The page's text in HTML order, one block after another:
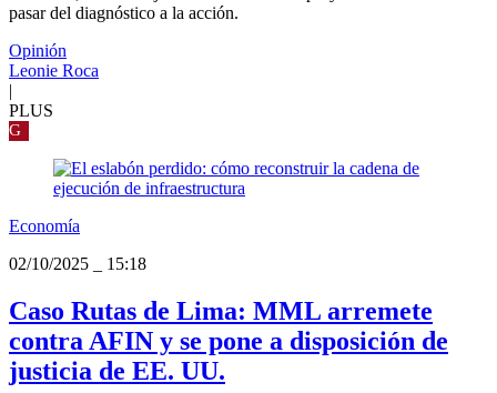
pasar del diagnóstico a la acción.
Opinión
Leonie Roca
PLUS
G
Economía
02/10/2025
15:18
Caso Rutas de Lima: MML arremete
contra AFIN y se pone a disposición de
justicia de EE. UU.